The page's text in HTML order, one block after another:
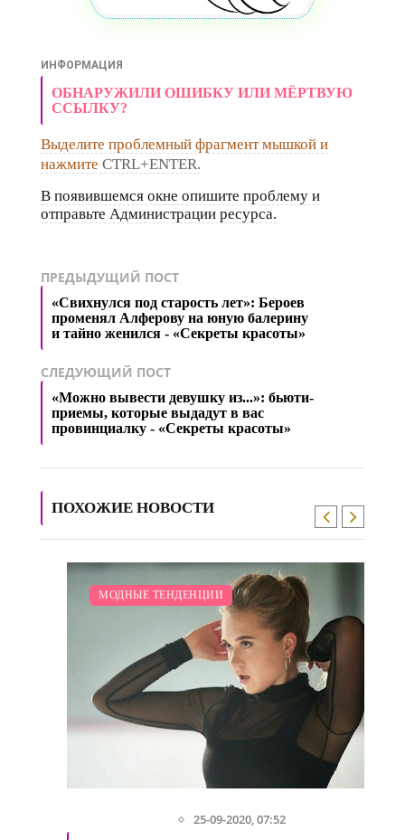
ИНФОРМАЦИЯ
ОБНАРУЖИЛИ ОШИБКУ ИЛИ МЁРТВУЮ
ССЫЛКУ?
Выделите проблемный фрагмент мышкой и
нажмите CTRL+ENTER.
В появившемся окне опишите проблему и
отправьте Администрации ресурса.
ПРЕДЫДУЩИЙ ПОСТ
«Свихнулся под старость лет»: Бероев
променял Алферову на юную балерину
и тайно женился - «Секреты красоты»
СЛЕДУЮЩИЙ ПОСТ
«Можно вывести девушку из...»: бьюти-
приемы, которые выдадут в вас
провинциалку - «Секреты красоты»
ПОХОЖИЕ НОВОСТИ
МОДНЫЕ ТЕНДЕНЦИИ
25-09-2020, 07:52